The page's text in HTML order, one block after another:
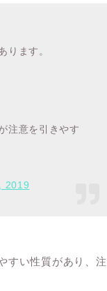
ります。
注意を引きやす
2019
すい性質があり、注